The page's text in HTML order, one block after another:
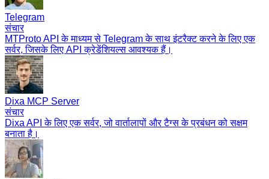
Telegram
संचार
MTProto API के माध्यम से Telegram के साथ इंटरैक्ट करने के लिए एक
सर्वर, जिसके लिए API क्रेडेंशियल्स आवश्यक हैं।
Dixa MCP Server
संचार
Dixa API के लिए एक सर्वर, जो वार्तालापों और टैग्स के प्रबंधन को सक्षम
बनाता है।